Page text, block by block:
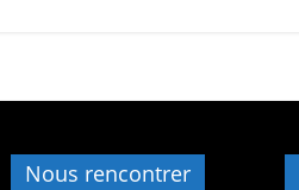
Nous rencontrer